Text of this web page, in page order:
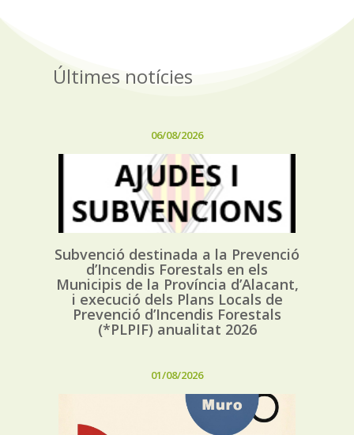
Últimes notícies
06/08/2026
Subvenció destinada a la Prevenció
d’Incendis Forestals en els
Municipis de la Província d’Alacant,
i execució dels Plans Locals de
Prevenció d’Incendis Forestals
(*PLPIF) anualitat 2026
01/08/2026